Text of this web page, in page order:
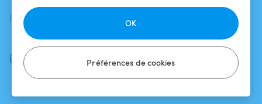
Préférences de cookies
OK
SUIVEZ-NOUS
Facebook
Instagram